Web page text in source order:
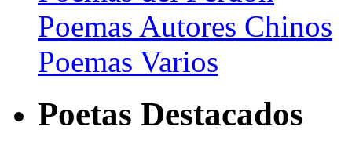
Poemas Autores Chinos
Poemas Varios
Poetas Destacados